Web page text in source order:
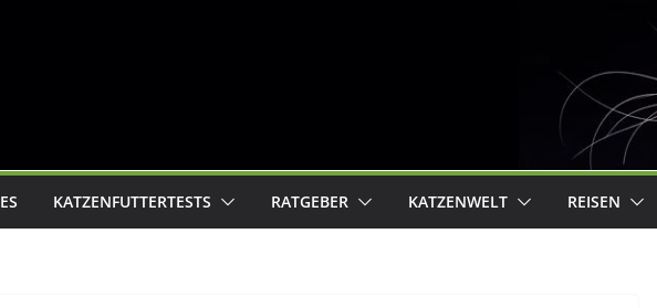
KATZENFUTTERTESTS RATGEBER KATZENWELT REISEN